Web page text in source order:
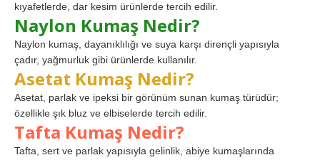
kıyafetlerde, dar kesim ürünlerde tercih edilir.
Naylon Kumaş Nedir?
Naylon kumaş, dayanıklılığı ve suya karşı dirençli yapısıyla
çadır, yağmurluk gibi ürünlerde kullanılır.
Asetat Kumaş Nedir?
Asetat, parlak ve ipeksi bir görünüm sunan kumaş türüdür;
özellikle şık bluz ve elbiselerde tercih edilir.
Tafta Kumaş Nedir?
Tafta, sert ve parlak yapısıyla gelinlik, abiye kumaşlarında